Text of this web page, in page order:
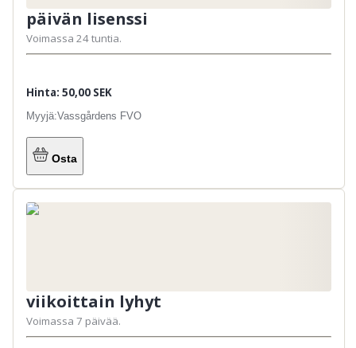
päivän lisenssi
Voimassa 24 tuntia.
Hinta: 50,00 SEK
Myyjä:Vassgårdens FVO
Osta
viikoittain lyhyt
Voimassa 7 päivää.